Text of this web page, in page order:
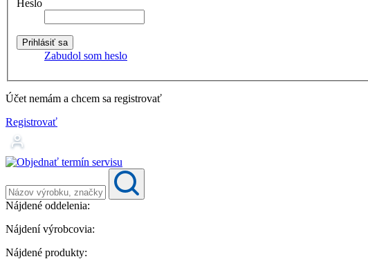
Heslo
Zabudol som heslo
Účet nemám a chcem sa registrovať
Registrovať
Nájdené oddelenia:
Nájdení výrobcovia:
Nájdené produkty: